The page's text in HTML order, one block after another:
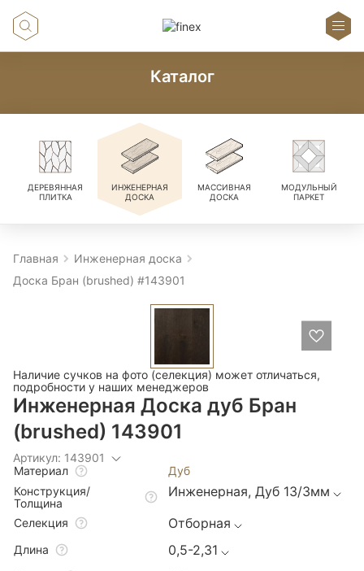
Каталог
ДЕРЕВЯННАЯ
ПЛИТКА
ИНЖЕНЕРНАЯ
ДОСКА
МАССИВНАЯ
ДОСКА
МОДУЛЬНЫЙ
ПАРКЕТ
Главная
Инженерная доска
Доска Бран (brushed) #143901
Наличие сучков на фото (селекция) может отличаться,
подробности у наших менеджеров
Инженерная Доска дуб Бран
(brushed) 143901
Артикул: 143901
Материал
Дуб
Конструкция/
Толщина
Инженерная, Дуб 13/3мм
Селекция Отборная
Длина 0,5-2,31